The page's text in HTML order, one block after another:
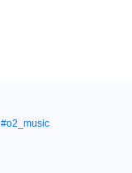
#o2_music